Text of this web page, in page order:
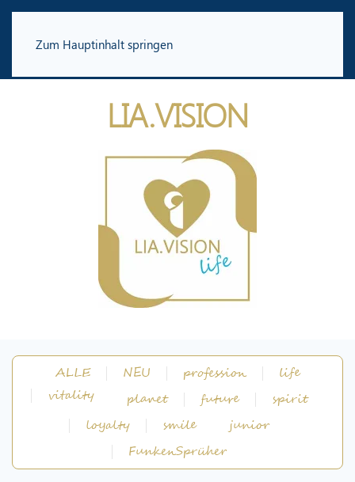
Zum Hauptinhalt springen
LIA.VISION
ALLE NEU profession
life
vitality
planet future
spirit
loyalty
smile
junior
FunkenSprüher